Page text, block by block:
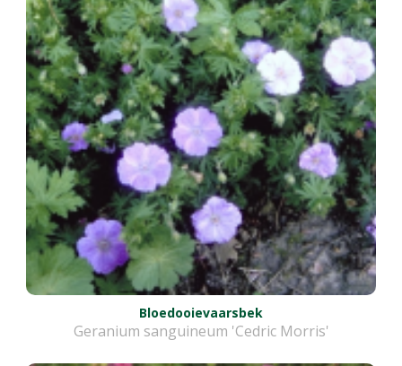
Bloedooievaarsbek
Geranium sanguineum 'Cedric Morris'